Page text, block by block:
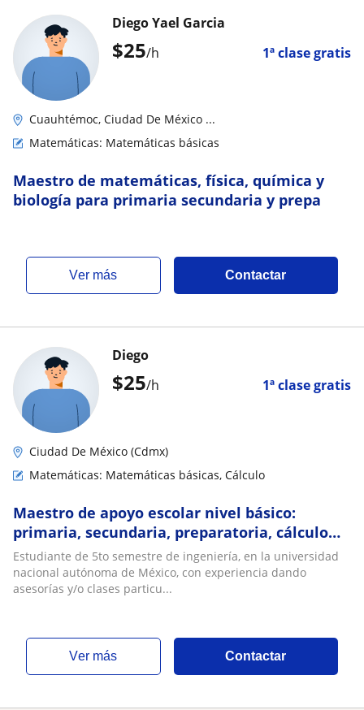
$25/h 1ª clase gratis
Diego Yael Garcia
Cuauhtémoc, Ciudad De México ...
Matemáticas: Matemáticas básicas
Maestro de matemáticas, física, química y
biología para primaria secundaria y prepa
ver más Contactar
$25/h 1ª clase gratis
Diego
Ciudad De México (Cdmx)
Matemáticas: Matemáticas básicas, Cálculo
Maestro de apoyo escolar nivel básico:
primaria, secundaria, preparatoria, cálculo
diferencial e integral
Estudiante de 5to semestre de ingeniería, en la universidad
nacional autónoma de México, con experiencia dando
asesorías y/o clases particu...
ver más Contactar